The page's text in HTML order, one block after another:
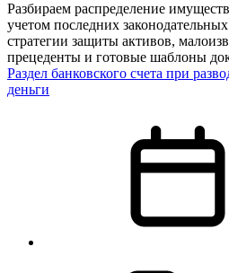
Разбираем распределение
учетом последних
стратегии защиты активов,
прецеденты и готовые шаблоны
Раздел банковского счета при
деньги